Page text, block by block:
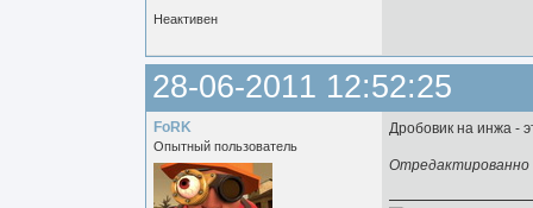
Неактивен
28-06-2011 12:52:25
FoRK
Опытный пользователь
Дробовик на инжа -
Отредактированно